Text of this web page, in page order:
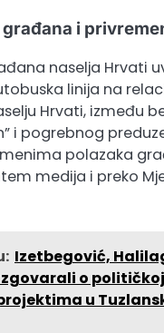
i
naselja Hrvati
linija na
Hrvati, između
i pogrebnog
polazaka
medija i preko
Izetbegović,
o
u